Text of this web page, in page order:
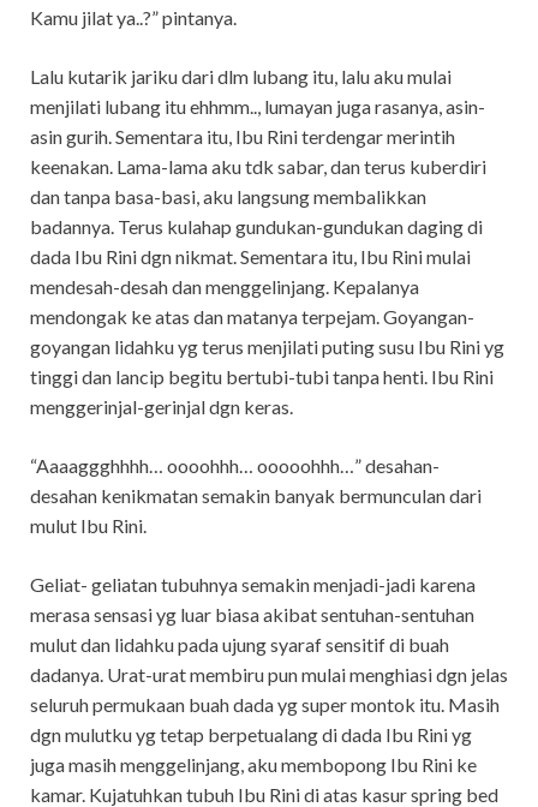
Kamu jilat ya..?” pintanya.
Lalu kutarik jariku dari dlm lubang itu, lalu aku mulai
menjilati lubang itu ehhmm.., lumayan juga rasanya, asin-
asin gurih. Sementara itu, Ibu Rini terdengar merintih
keenakan. Lama-lama aku tdk sabar, dan terus kuberdiri
dan tanpa basa-basi, aku langsung membalikkan
badannya. Terus kulahap gundukan-gundukan daging di
dada Ibu Rini dgn nikmat. Sementara itu, Ibu Rini mulai
mendesah-desah dan menggelinjang. Kepalanya
mendongak ke atas dan matanya terpejam. Goyangan-
goyangan lidahku yg terus menjilati puting susu Ibu Rini yg
tinggi dan lancip begitu bertubi-tubi tanpa henti. Ibu Rini
menggerinjal-gerinjal dgn keras.
“Aaaaggghhhh… oooohhh… ooooohhh…” desahan-
desahan kenikmatan semakin banyak bermunculan dari
mulut Ibu Rini.
Geliat- geliatan tubuhnya semakin menjadi-jadi karena
merasa sensasi yg luar biasa akibat sentuhan-sentuhan
mulut dan lidahku pada ujung syaraf sensitif di buah
dadanya. Urat-urat membiru pun mulai menghiasi dgn jelas
seluruh permukaan buah dada yg super montok itu. Masih
dgn mulutku yg tetap berpetualang di dada Ibu Rini yg
juga masih menggelinjang, aku membopong Ibu Rini ke
kamar. Kujatuhkan tubuh Ibu Rini di atas kasur spring bed